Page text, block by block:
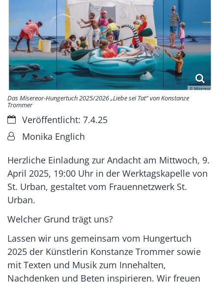
© Misereor
Das Misereor-Hungertuch 2025/2026 „Liebe sei Tat“ von Konstanze
Trommer
Datum:Veröffentlicht: 7.4.25
Von:Monika Englich
Herzliche Einladung zur Andacht am Mittwoch, 9.
April 2025, 19:00 Uhr in der Werktagskapelle von
St. Urban, gestaltet vom Frauennetzwerk St.
Urban.
Welcher Grund trägt uns?
Lassen wir uns gemeinsam vom Hungertuch
2025 der Künstlerin Konstanze Trommer sowie
mit Texten und Musik zum Innehalten,
Nachdenken und Beten inspirieren. Wir freuen